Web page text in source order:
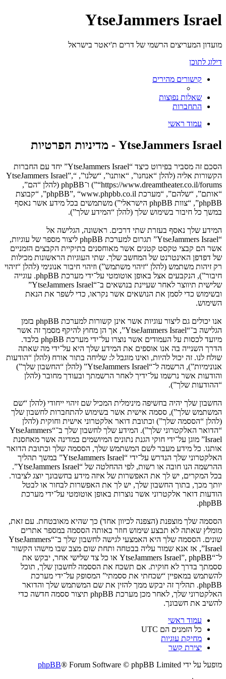
YtseJammers Israel
מועדון המעריצים הרשמי של דרים ת'יאטר בישראל
דילוג לתוכן
קישורים מהירים
שאלות נפוצות
התחברות
עמוד ראשי
YtseJammers Israel - מדיניות הפרטיות
הסכם זה מסביר בפירוט כיצד “YtseJammers Israel” יחד עם החברות
הקשורות אליה (להלן “אנחנו”, “אותנו”, “שלנו”, “YtseJammers Israel”,
“https://www.dreamtheater.co.il/forums”) ו־phpBB (להלן “הם”,
“אותם”, “שלהם”, “מערכת phpBB”, “www.phpbb.co.il”, “קבוצת
phpBB”, “צוות phpBB הישראלי”) משתמשים בכל מידע אשר נאסף
במשך כל חיבור בשימוש שלך (להלן “המידע שלך”).
המידע שלך נאסף בעזרת שתי דרכים. ראשונה, הגלישה אל
“YtseJammers Israel” תגרום למערכת phpBB ליצור מספר של עוגיות,
אשר הם קבצי טקסט קטנים אשר מאוחסנים בתיקיית הקבצים הזמניים
של דפדפן האינטרנט של המחשב שלך. שתי העוגיות הראשונות מכילות
רק זיהות משתמש (להלן “זיהוי משתמש”) וזיהוי חיבור אנונימי (להלן “זיהוי
חיבור”), הנקבעים אצל באופן אוטומטי על־ידי מערכת phpBB. עוגייה
שלישית תיווצר לאחר שעיינת בנושאים ב־“YtseJammers Israel”
ובשימוש כדי לסמן את הנושאים אשר נקראו, כדי לשפר את הנאת
השימוש.
אנו יכולים גם ליצור עוגיות אשר אינן קשורות למערכת phpBB בזמן
הגלישה ב־“YtseJammers Israel”, אך הן מחוץ להיקף מסמך זה אשר
מיועד לכסות על העמודים אשר נוצרו על־ידי מערכת phpBB בלבד.
הדרך השנייה בה אנו אוספים את המידע שלך היא על־ידי מה שאתה
שולח לנו. זה יכול להיות, ואינו מוגבל ל: שליחה בתור אורח (להלן “הודעות
אנונימיות”), הרשמה ל־“YtseJammers Israel” (להלן “החשבון שלך”)
והודעות אשר נרשמו על־ידיך לאחר הרשמתך ובעודך מחובר (להלן
“ההודעות שלך”).
החשבון שלך יהיה בחשיפה מינימלית המכיל שם זיהוי ייחודי (להלן “שם
המשתמש שלך”), ססמה אישית אשר בשימוש להתחברות לחשבון שלך
(להלן “הססמה שלך”) וכתובת דואר אלקטרוני אישית וחוקית (להלן
“הדואר האלקטרוני שלך”). המידע שלך לחשבון שלך ב־“YtseJammers
Israel” מוגן על־ידי חוקי הגנת נתונים המיושמים במדינה אשר מאחסנת
אותנו. כל מידע מעבר לשם המשתמש שלך, הססמה שלך וכתובת הדואר
האלקטרוני שלך הנדרש על־ידי “YtseJammers Israel” במשך תהליך
ההרשמה הנו חובה או רשות, לפי ההחלטה של “YtseJammers Israel”.
בכל המקרים, יש לך את האפשרות של איזה מידע בחשבונך יוצג לציבור.
יותך מכך, בתוך החשבון שלך, יש לך את האפשרות לבחור או לבטל
הודעות דואר אלקטרוני אשר נוצרות באופן אוטומטי על־ידי מערכת
phpBB.
הססמה שלך מוצפנת (הצפנה לכיוון אחד) כך שהיא מאובטחת. עם זאת,
מומלץ שאתה לא תבצע שימוש חוזר באותה הססמה במספר אתרים
שונים. הססמה שלך היא האמצעי לגישה לחשבון שלך ב־“YtseJammers
Israel”, אז אנא שמור עליה בבטחה ותחת שום מצב שבו מישהו הקשור
ל־“YtseJammers Israel”, phpBB או כל צד שלישי אחר, יבקש את
ססמתך בדרך לא חוקית. אם תשכח את הססמה לחשבון שלך, תוכל
להשתמש במאפיין “שכחתי את ססמתי” המסופק על־ידי מערכת
phpBB. תהליך זה יבקש ממך להזין את שם המשתמש שלך והדואר
האלקטרוני שלך, לאחר מכן מערכת phpBB תיצור ססמה חדשה כדי
להשיב את חשבונך.
עמוד ראשי
כל הזמנים הם UTC
מחיקת עוגיות
יצירת קשר
מופעל על ידי
phpBB® Forum Software © phpBB Limited